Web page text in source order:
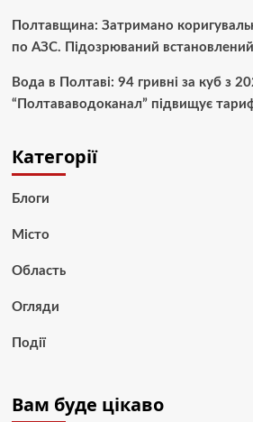
Полтавщина: Затримано
по АЗС. Підозрюваний
Вода в Полтаві: 94 гривні за куб з
“Полтававодоканал” підвищує
Категорії
Блоги
Місто
Область
Огляди
Події
Вам буде цікаво